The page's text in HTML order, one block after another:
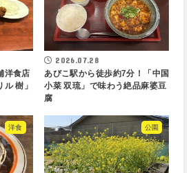
洋食店
樹」
2026.07.28
あびこ駅から徒歩約7分！「中国
小菜 双琉」で味わう絶品麻婆豆
腐
洋食 公園